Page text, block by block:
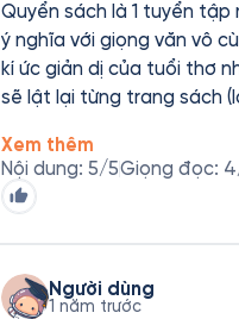
Quyển sách là 1 tuyển
ý nghĩa với giọng văn vô
kí ức giản dị của tuổi thơ
sẽ lật lại từng trang sách
Xem thêm
Nội dung: 5/5Giọng đọc: 4
Người dùng
1 năm trước